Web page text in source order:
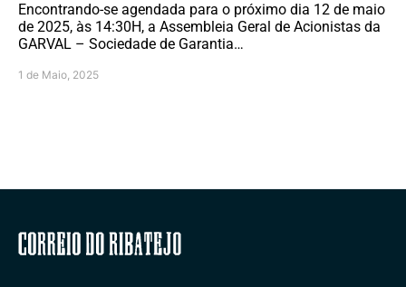
Encontrando-se agendada para o próximo dia 12 de maio
de 2025, às 14:30H, a Assembleia Geral de Acionistas da
GARVAL – Sociedade de Garantia…
1 de Maio, 2025
Correio do Ribatejo